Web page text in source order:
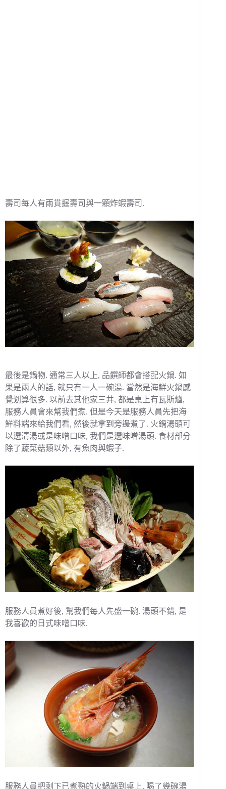
壽司每人有兩貫握壽司與一顆炸蝦壽司.
最後是鍋物. 通常三人以上, 品饌師都會搭配火鍋. 如
果是兩人的話, 就只有一人一碗湯. 當然是海鮮火鍋感
覺划算很多. 以前去其他家三井, 都是桌上有瓦斯爐,
服務人員會來幫我們煮. 但是今天是服務人員先把海
鮮料端來給我們看, 然後就拿到旁邊煮了. 火鍋湯頭可
以選清湯或是味噌口味, 我們是選味噌湯頭. 食材部分
除了蔬菜菇類以外, 有魚肉與蝦子.
服務人員煮好後, 幫我們每人先盛一碗. 湯頭不錯, 是
我喜歡的日式味噌口味.
服務人員把剩下已煮熟的火鍋端到桌上. 喝了幾碗湯